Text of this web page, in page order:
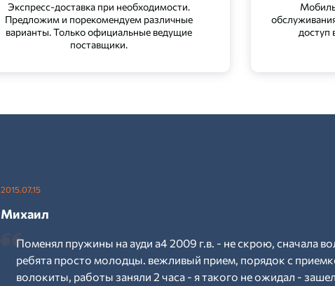
Экспресс-доставка при необходимости.
Предложим и порекомендуем различные
варианты. Только официальные ведущие
поставщики.
доступ
2015.07.15
Михаил
Поменял пружины на ауди а4 2009 г.в. - не скрою, сначала
ребята просто молодцы. вежливый прием, порядок с
волокиты, работы заняли 2 часа - я такого не ожидал -